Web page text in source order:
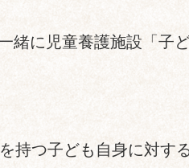
緒に児童養護施設「子
持つ子ども自身に対す